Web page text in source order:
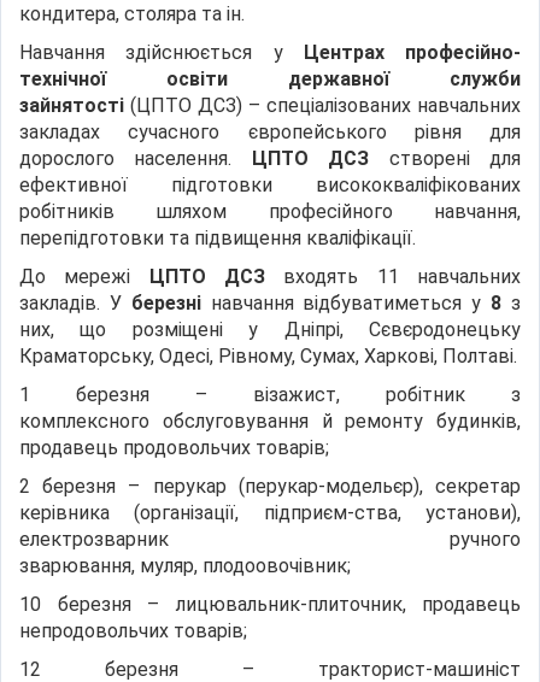
кондитера, столяра та ін.
Навчання здійснюється у Центрах професійно-
технічної освіти державної служби
зайнятості (ЦПТО ДСЗ) – спеціалізованих навчальних
закладах сучасного європейського рівня для
дорослого населення. ЦПТО ДСЗ створені для
ефективної підготовки висококваліфікованих
робітників шляхом професійного навчання,
перепідготовки та підвищення кваліфікації.
До мережі ЦПТО ДСЗ входять 11 навчальних
закладів. У березнінавчання відбуватиметься у 8 з
них, що розміщені у Дніпрі, Сєвєродонецьку
Краматорську, Одесі, Рівному, Сумах, Харкові, Полтаві.
1 березня – візажист, робітник з
комплексного обслуговування й ремонту будинків,
продавець продовольчих товарів;
2 березня – перукар (перукар-модельєр), секретар
керівника (організації, підприєм-ства, установи),
електрозварник ручного
зварювання, муляр, плодоовочівник;
10 березня – лицювальник-плиточник, продавець
непродовольчих товарів;
12 березня – тракторист-машиніст